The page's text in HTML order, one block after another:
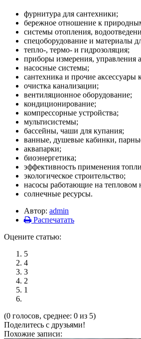
фурнитура для сантехники;
бережное отношение к
системы отопления,
спецоборудование и материалы
тепло-, термо- и гидрозоляция;
приборы измерения, управления
насосные системы;
сантехника и прочие аксессуары
очистка канализации;
вентиляционное оборудование;
кондиционирование;
компрессорные устройства;
мультисистемы;
бассейны, чаши для купания;
ванные, душевые кабинки,
аквапарки;
биоэнергетика;
эффективность применения
экологическое строительство;
насосы работающие на тепловом
солнечные ресурсы.
Автор: admin
Распечатать
Оцените статью:
5
4
3
2
1
(0 голосов, среднее: 0 из 5)
Поделитесь с друзьями!
Похожие записи: